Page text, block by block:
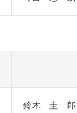
鈴木 圭一郎